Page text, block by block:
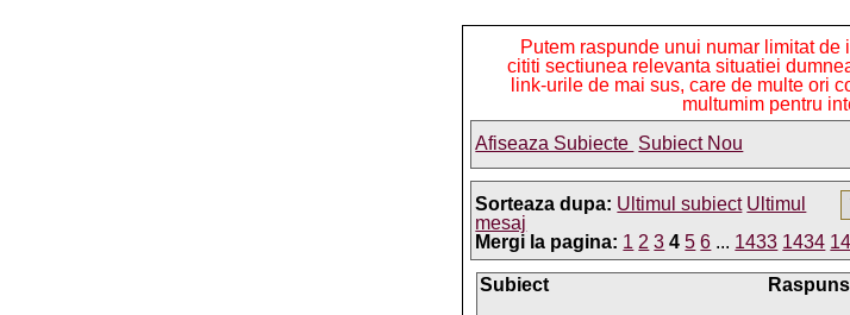
Putem raspunde unui numar limitat de
cititi sectiunea relevanta situatiei
link-urile de mai sus, care de multe ori
multumim pentru
Afiseaza Subiecte Subiect Nou
Sorteaza dupa: Ultimul subiect Ultimul
mesaj
Mergi la pagina: 1 2 3 4 5 6 ... 1433 1434
Subiect